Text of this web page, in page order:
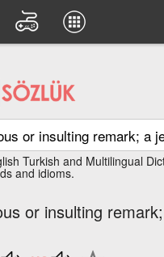
Turkish and Multilingual
and idioms.
or insulting